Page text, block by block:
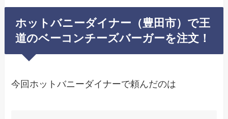
ホットバニーダイナー（豊田市）で王
道のベーコンチーズバーガーを注文！
今回ホットバニーダイナーで頼んだのは